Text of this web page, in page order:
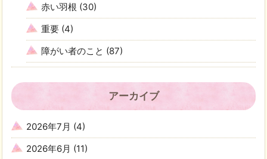
赤い羽根 (30)
重要 (4)
障がい者のこと (87)
アーカイブ
2026年7月 (4)
2026年6月 (11)